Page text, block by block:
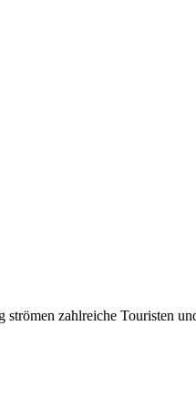
zahlreiche Touristen